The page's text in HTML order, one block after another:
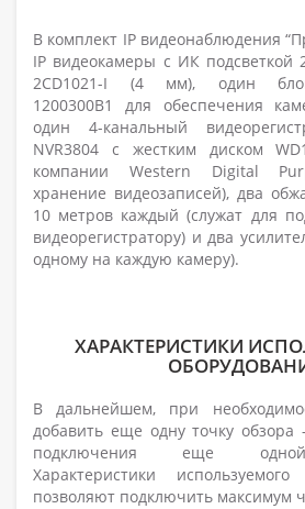
В комплект IP видеонаблюдения
IP видеокамеры с ИК подсветкой
2CD1021-I (4 мм), один
1200300B1 для обеспечения
один 4-канальный
NVR3804 с жестким диском
компании Western Digital
хранение видеозаписей), два
10 метров каждый (служат для
видеорегистратору) и два
одному на каждую камеру).
ХАРАКТЕРИСТИКИ
В дальнейшем, при
добавить еще одну точку обзора
подключения еще
Характеристики используемого
позволяют подключить максимум